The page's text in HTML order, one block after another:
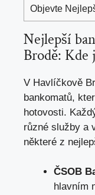
Objevte
Nejlepší
Brodě: Kde
V Havlíčkově
bankomatů,
hotovosti.
různé služby a
některé z
ČSOB
hlavním